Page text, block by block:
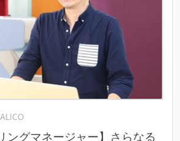
ングマネージャー】さらなる